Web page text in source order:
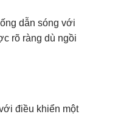
dẫn sóng với
rõ ràng dù ngồi
điều khiển một